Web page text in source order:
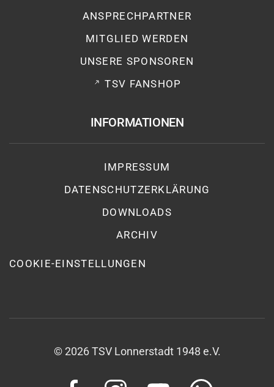
ANSPRECHPARTNER
MITGLIED WERDEN
UNSERE SPONSOREN
TSV FANSHOP
INFORMATIONEN
IMPRESSUM
DATENSCHUTZ­ERKLÄRUNG
DOWNLOADS
ARCHIV
COOKIE-EINSTELLUNGEN
© 2026TSV Lonnerstadt 1948 e.V.